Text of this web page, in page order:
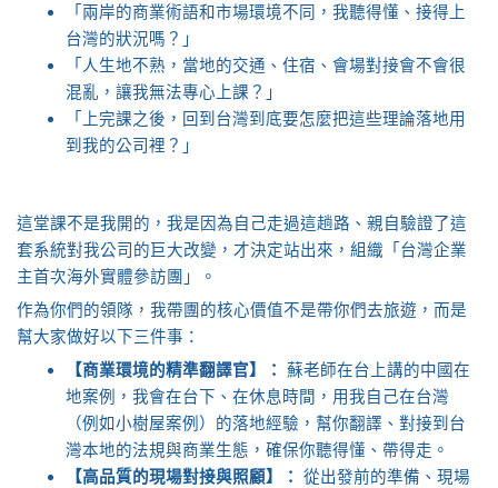
「兩岸的商業術語和市場環境不同，我聽得懂、接得上
台灣的狀況嗎？」
「人生地不熟，當地的交通、住宿、會場對接會不會很
混亂，讓我無法專心上課？」
「上完課之後，回到台灣到底要怎麼把這些理論落地用
到我的公司裡？」
這堂課不是我開的，我是因為自己走過這趟路、親自驗證了這
套系統對我公司的巨大改變，才決定站出來，組織「台灣企業
主首次海外實體參訪團」。
作為你們的領隊，我帶團的核心價值不是帶你們去旅遊，而是
幫大家做好以下三件事：
【商業環境的精準翻譯官】： 蘇老師在台上講的中國在
地案例，我會在台下、在休息時間，用我自己在台灣
（例如小樹屋案例）的落地經驗，幫你翻譯、對接到台
灣本地的法規與商業生態，確保你聽得懂、帶得走。
【高品質的現場對接與照顧】： 從出發前的準備、現場